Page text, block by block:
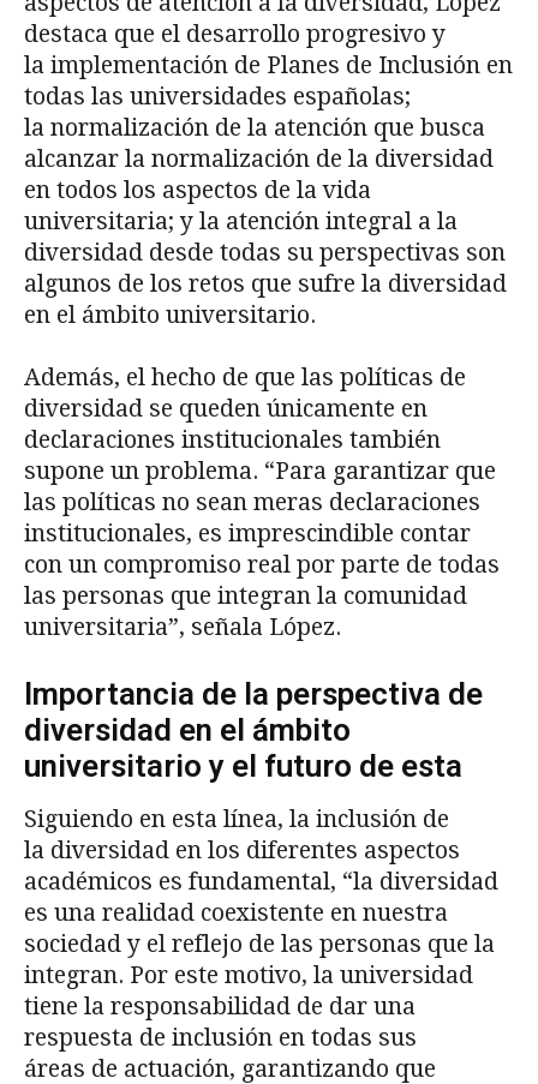
destaca que el desarrollo progresivo y
la implementación de Planes de Inclusión en
todas las universidades españolas;
la normalización de la atención que busca
alcanzar la normalización de la diversidad
en todos los aspectos de la vida
universitaria; y la atención integral a la
diversidad desde todas su perspectivas son
algunos de los retos que sufre la diversidad
en el ámbito universitario.
Además, el hecho de que las políticas de
diversidad se queden únicamente en
declaraciones institucionales también
supone un problema. “Para garantizar que
las políticas no sean meras declaraciones
institucionales, es imprescindible contar
con un compromiso real por parte de todas
las personas que integran la comunidad
universitaria”, señala López.
Importancia de la perspectiva de
diversidad en el ámbito
universitario y el futuro de esta
Siguiendo en esta línea, la inclusión de
la diversidad en los diferentes aspectos
académicos es fundamental, “la diversidad
es una realidad coexistente en nuestra
sociedad y el reflejo de las personas que la
integran. Por este motivo, la universidad
tiene la responsabilidad de dar una
respuesta de inclusión en todas sus
áreas de actuación, garantizando que